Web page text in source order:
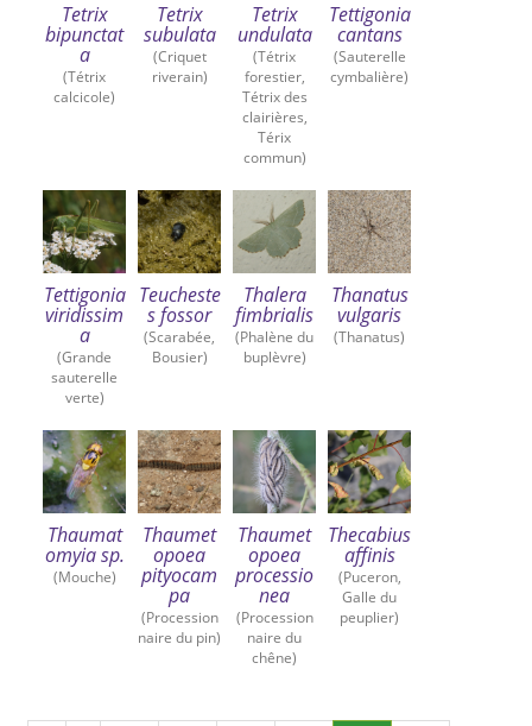
Tetrix
bipunctat
a
(Tétrix
calcicole)
Tetrix
subulata
(Criquet
riverain)
Tetrix
undulata
(Tétrix
forestier,
Tétrix des
clairières,
Térix
commun)
Tettigonia
cantans
(Sauterelle
cymbalière)
Tettigonia
viridissim
a
(Grande
sauterelle
verte)
Teucheste
s fossor
(Scarabée,
Bousier)
Thalera
fimbrialis
(Phalène du
buplèvre)
Thanatus
vulgaris
(Thanatus)
Thaumat
omyia sp.
(Mouche)
Thaumet
opoea
pityocam
pa
(Procession
naire du pin)
Thaumet
opoea
processio
nea
(Procession
naire du
chêne)
Thecabius
affinis
(Puceron,
Galle du
peuplier)